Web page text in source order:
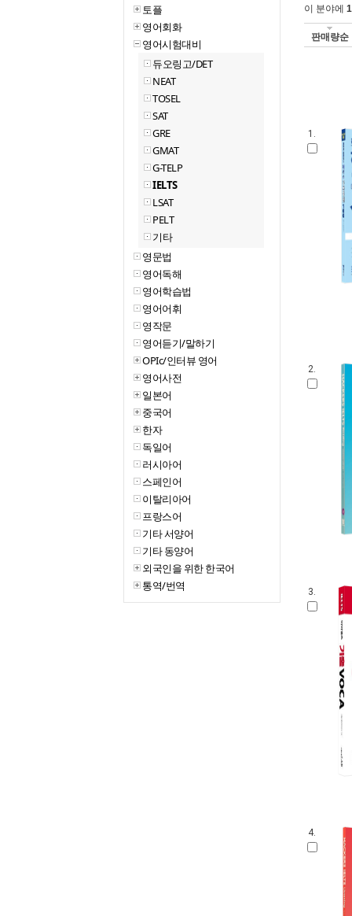
토플
영어회화
영어시험대비
듀오링고/DET
NEAT
TOSEL
SAT
GRE
GMAT
G-TELP
IELTS
LSAT
PELT
기타
영문법
영어독해
영어학습법
영어어휘
영작문
영어듣기/말하기
OPIc/인터뷰 영어
영어사전
일본어
중국어
한자
독일어
러시아어
스페인어
이탈리아어
프랑스어
기타 서양어
기타 동양어
외국인을 위한 한국어
통역/번역
이 분야에
판매량순
1.
2.
3.
4.